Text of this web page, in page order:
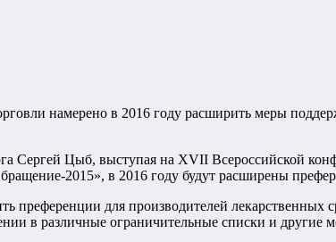
намерено в 2016 году расширить меры
Сергей Цыб, выступая на XVII Всероссийской
2015», в 2016 году будут расширены
преференции для производителей лекарственных
в различные ограничительные списки и